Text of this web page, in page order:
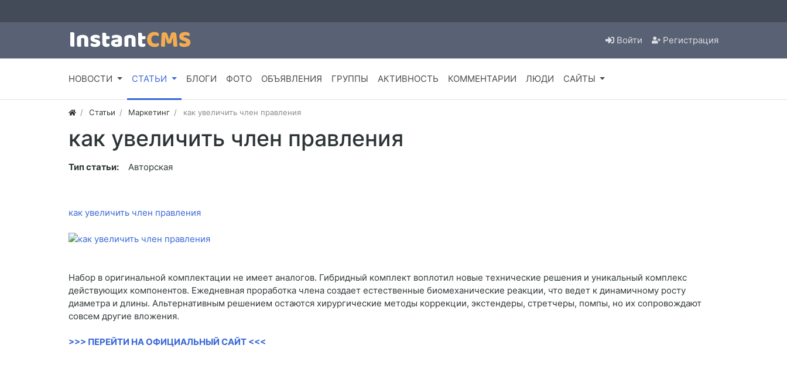
Войти Регистрация
НОВОСТИ СТАТЬИ БЛОГИ ФОТО ОБЪЯВЛЕНИЯ ГРУППЫ АКТИВНОСТЬ КОММЕНТАРИИ ЛЮДИ САЙТЫ
Статьи Маркетинг как увеличить член правления
как увеличить член правления
Тип статьи: Авторская
как увеличить член правления
Набор в оригинальной комплектации не имеет аналогов. Гибридный комплект воплотил новые технические решения и уникальный комплекс
действующих компонентов. Ежедневная проработка члена создает естественные биомеханические реакции, что ведет к динамичному росту
диаметра и длины. Альтернативным решением остаются хирургические методы коррекции, экстендеры, стретчеры, помпы, но их сопровождают
совсем другие вложения.
>>> ПЕРЕЙТИ НА ОФИЦИАЛЬНЫЙ САЙТ <<<